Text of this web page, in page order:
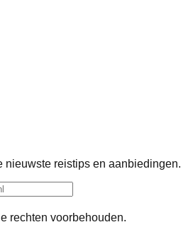
nieuwste reistips en aanbiedingen.
rechten voorbehouden.